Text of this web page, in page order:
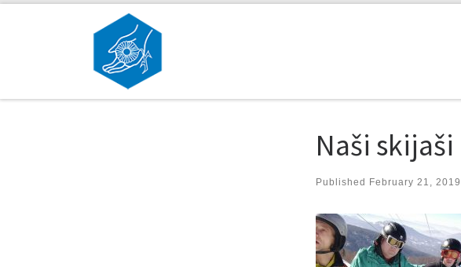
Naši
Published February 21, 2019